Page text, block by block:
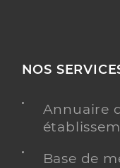
NOS
Annuaire
Base de